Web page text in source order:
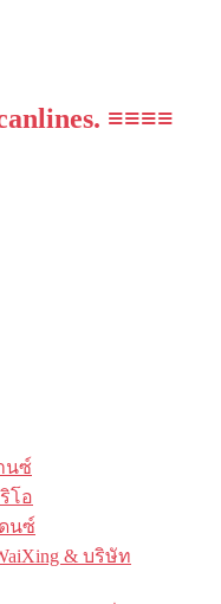
≡≡≡≡
นซ์
โอ
นซ์
& บริษัท